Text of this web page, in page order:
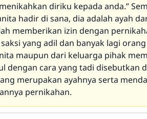
diriku kepada anda.”
hadir di sana, dia adalah ayah
memberikan izin dengan
yang adil dan banyak lagi
maupun dari keluarga pihak
dengan cara yang tadi disebutkan
merupakan ayahnya serta
pernikahan.